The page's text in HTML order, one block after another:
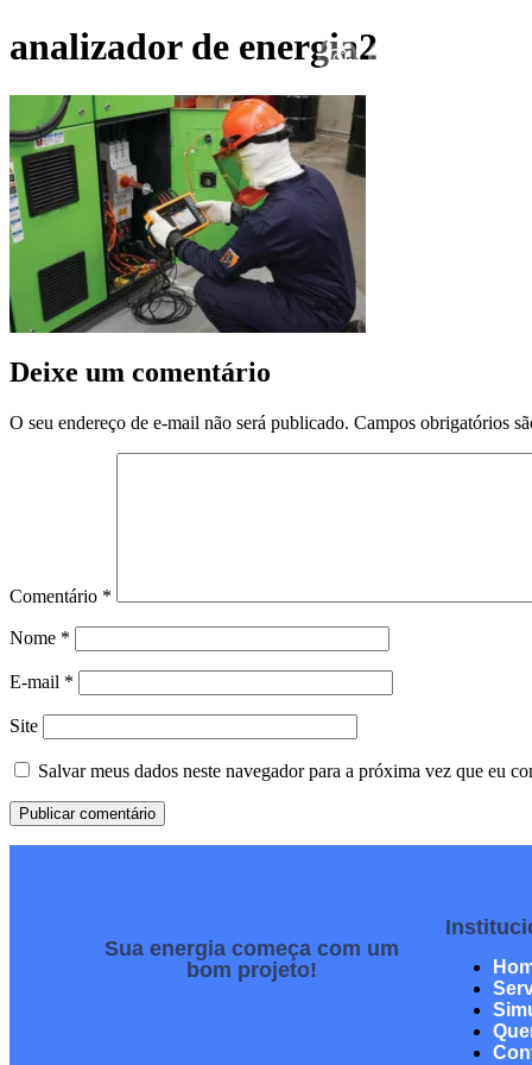
analizador de energia2
Deixe um comentário
O seu endereço de e-mail não será publicado. Campos obrigatórios
Comentário *
Nome *
E-mail *
Site
Salvar meus dados neste navegador para a próxima vez que eu
Sua energia começa com um
bom projeto!